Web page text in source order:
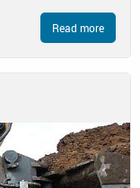
Read more